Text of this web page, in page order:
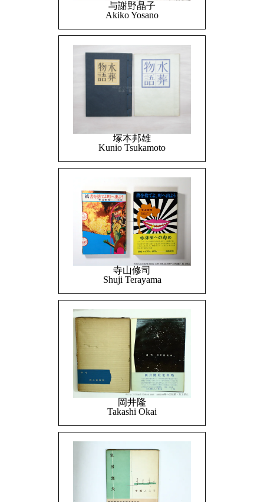
与謝野晶子
Akiko Yosano
塚本邦雄
Kunio Tsukamoto
寺山修司
Shuji Terayama
岡井隆
Takashi Okai